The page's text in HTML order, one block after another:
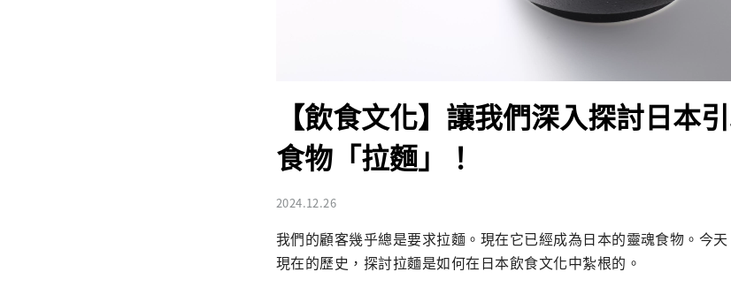
【飲食文化】讓我們深入探討日本
食物「拉麵」！
2024.12.26
我們的顧客幾乎總是要求拉麵。現在它已經成為日本的靈魂食物。今
現在的歷史，探討拉麵是如何在日本飲食文化中紮根的。